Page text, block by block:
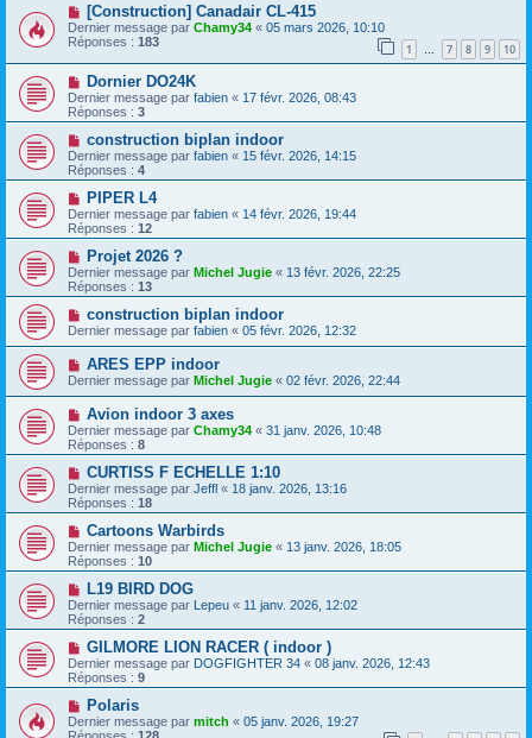
[Construction] Canadair CL-415
Dernier message par Chamy34 « 05 mars 2026, 10:10
Réponses : 183 1 … 7 8 9 10
Dornier DO24K
Dernier message par fabien « 17 févr. 2026, 08:43
Réponses : 3
construction biplan indoor
Dernier message par fabien « 15 févr. 2026, 14:15
Réponses : 4
PIPER L4
Dernier message par fabien « 14 févr. 2026, 19:44
Réponses : 12
Projet 2026 ?
Dernier message par Michel Jugie « 13 févr. 2026, 22:25
Réponses : 13
construction biplan indoor
Dernier message par fabien « 05 févr. 2026, 12:32
ARES EPP indoor
Dernier message par Michel Jugie « 02 févr. 2026, 22:44
Avion indoor 3 axes
Dernier message par Chamy34 « 31 janv. 2026, 10:48
Réponses : 8
CURTISS F ECHELLE 1:10
Dernier message par Jeffl « 18 janv. 2026, 13:16
Réponses : 18
Cartoons Warbirds
Dernier message par Michel Jugie « 13 janv. 2026, 18:05
Réponses : 10
L19 BIRD DOG
Dernier message par Lepeu « 11 janv. 2026, 12:02
Réponses : 2
GILMORE LION RACER ( indoor )
Dernier message par DOGFIGHTER 34 « 08 janv. 2026, 12:43
Réponses : 9
Polaris
Dernier message par mitch « 05 janv. 2026, 19:27